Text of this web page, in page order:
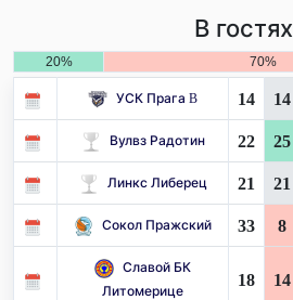
В гостях
20% 70%
УСК Прага B 14 14
Вулвз Радотин 22 25
Линкс Либерец 21 21
Сокол Пражский 33 8
Славой БК
Литомерице
18 14